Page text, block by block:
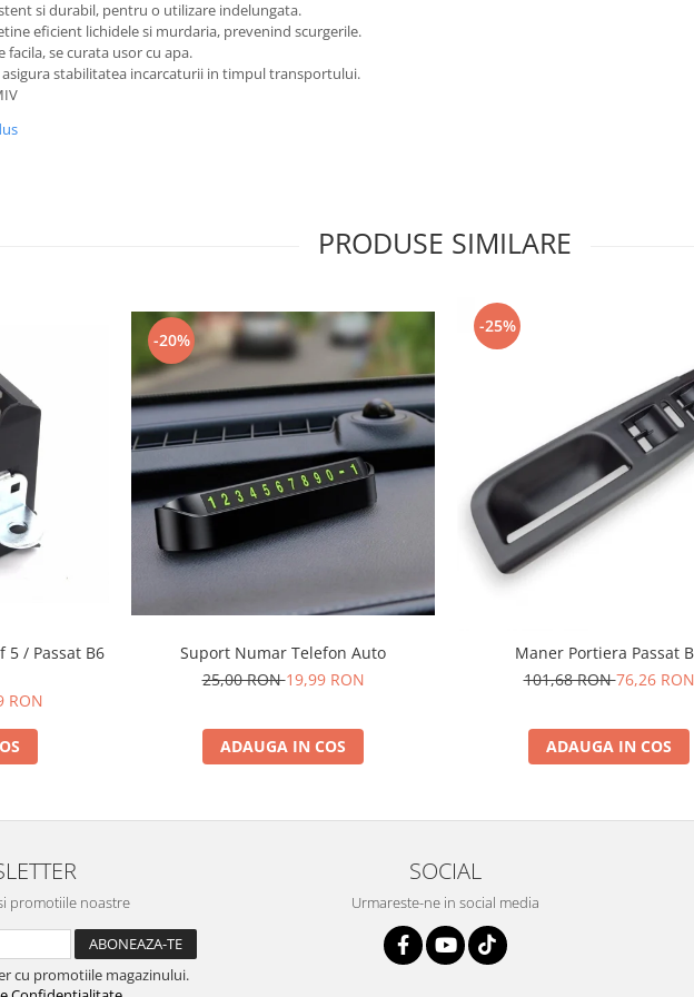
si durabil, pentru o utilizare indelungata.
eficient lichidele si murdaria, prevenind scurgerile.
se curata usor cu apa.
stabilitatea incarcaturii in timpul transportului.
PRODUSE SIMILARE
5 / Passat B6
RON
-20%
Suport Numar Telefon Auto
25,00 RON19,99 RON
ADAUGA IN COS
-25%
Maner Portiera Passat
101,68 RON76,26 RON
ADAUGA IN COS
promotiile noastre
cu promotiile magazinului.
SOCIAL
Urmareste-ne in social media